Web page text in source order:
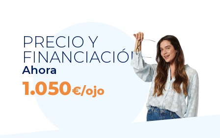
PRECIO Y
FINANCIACIÓN
Ahora
1.050€/ojo